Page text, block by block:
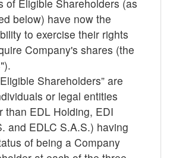
of Eligible Shareholders (as
below) have now the
to exercise their rights
Company's shares (the
Shareholders” are
or legal entities
than EDL Holding, EDI
and EDLC S.A.S.) having
of being a Company